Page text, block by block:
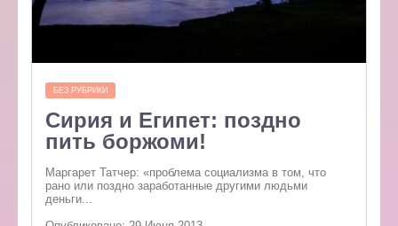
БЕЗ РУБРИКИ
Сирия и Египет: поздно
пить боржоми!
Маргарет Татчер: «проблема социализма в том, что
рано или поздно заработанные другими людьми
деньги...